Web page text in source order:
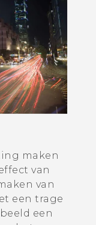
maken
van
van
een trage
een